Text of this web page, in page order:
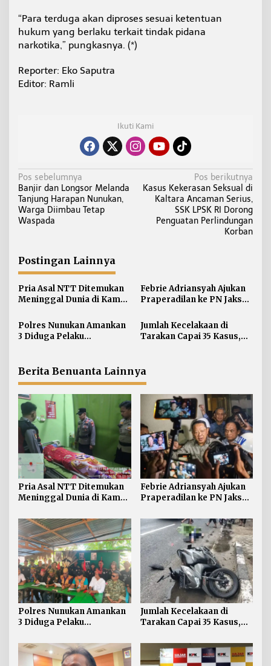
“Para terduga akan diproses sesuai ketentuan
hukum yang berlaku terkait tindak pidana
narkotika,” pungkasnya. (*)
Reporter: Eko Saputra
Editor: Ramli
Ikuti Kami
N
a
v
i
s
i
p
s
Pos sebelumnya
Banjir dan Longsor Melanda
Tanjung Harapan Nunukan,
Warga Diimbau Tetap
Waspada
Pos berikutnya
Kasus Kekerasan Seksual di
Kaltara Ancaman Serius,
SSK LPSK RI Dorong
Penguatan Perlindungan
Korban
Postingan Lainnya
Pria Asal NTT Ditemukan
Meninggal Dunia di Kamar
Febrie Adriansyah Ajukan
Praperadilan ke PN Jaksel
Polres Nunukan Amankan
3 Diduga Pelaku
Jumlah Kecelakaan di
Tarakan Capai 35 Kasus,
Umur
Berita Benuanta Lainnya
Pria Asal NTT Ditemukan
Meninggal Dunia di Kamar
Febrie Adriansyah Ajukan
Praperadilan ke PN Jaksel
Polres Nunukan Amankan
3 Diduga Pelaku
Jumlah Kecelakaan di
Tarakan Capai 35 Kasus,
Pengendara di Bawah
Umur